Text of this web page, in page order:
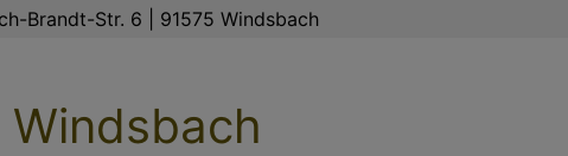
Brandt-Str. 6 | 91575 Windsbach